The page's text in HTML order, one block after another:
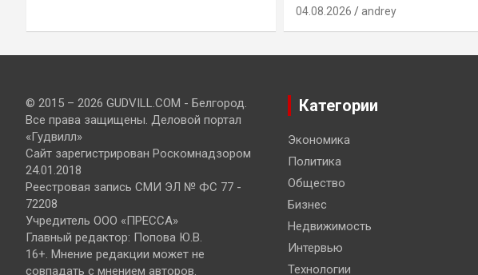
04.08.2026 andrey
© 2015 – 2026 GUDVILL.COM - Белгород.
Все права защищены. Деловой портал
«Гудвилл»
Сайт зарегистрирован Роскомнадзором
24.01.2018
Реестровая запись СМИ ЭЛ № ФС 77 -
72208
Учредитель ООО «ПРЕССА»
Главный редактор: Попова Ю.В.
16+. Мнение редакции может не
совпадать с мнением авторов.
Категории
Экономика
Политика
Общество
Бизнес
Недвижимость
Интервью
Технологии